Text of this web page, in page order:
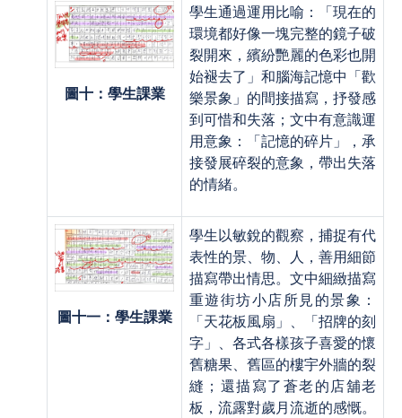
圖十：學生課業
學生通過運用比喻：「現在的
環境都好像一塊完整的鏡子破
裂開來，繽紛艷麗的色彩也開
始褪去了」和腦海記憶中「歡
樂景象」的間接描寫，抒發感
到可惜和失落；文中有意識運
用意象：「記憶的碎片」，承
接發展碎裂的意象，帶出失落
的情緒。
圖十一：學生課業
學生以敏銳的觀察，捕捉有代
表性的景、物、人，善用細節
描寫帶出情思。文中細緻描寫
重遊街坊小店所見的景象：
「天花板風扇」、「招牌的刻
字」、各式各樣孩子喜愛的懷
舊糖果、舊區的樓宇外牆的裂
縫；還描寫了蒼老的店舖老
板，流露對歲月流逝的感慨。